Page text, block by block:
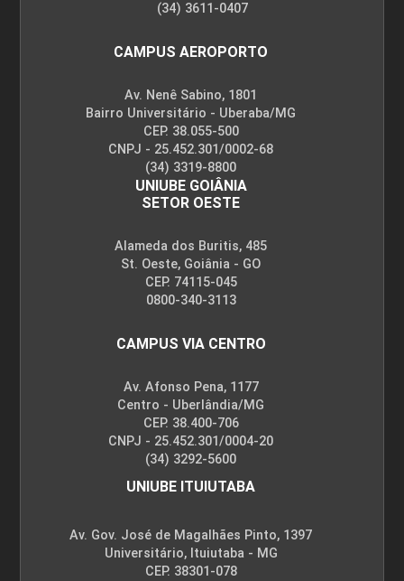
(34) 3611-0407
CAMPUS AEROPORTO
Av. Nenê Sabino, 1801
Bairro Universitário - Uberaba/MG
CEP. 38.055-500
CNPJ - 25.452.301/0002-68
(34) 3319-8800
UNIUBE GOIÂNIA
SETOR OESTE
Alameda dos Buritis, 485
St. Oeste, Goiânia - GO
CEP. 74115-045
0800-340-3113
CAMPUS VIA CENTRO
Av. Afonso Pena, 1177
Centro - Uberlândia/MG
CEP. 38.400-706
CNPJ - 25.452.301/0004-20
(34) 3292-5600
UNIUBE ITUIUTABA
Av. Gov. José de Magalhães Pinto, 1397
Universitário, Ituiutaba - MG
CEP. 38301-078